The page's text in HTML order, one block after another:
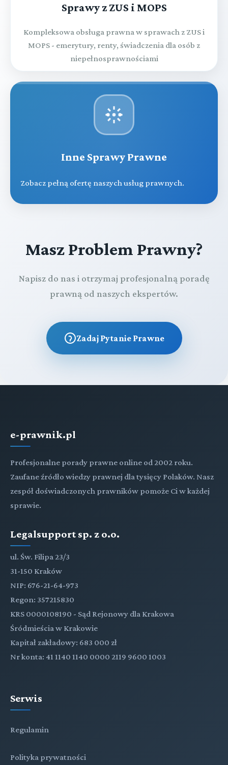
Sprawy z ZUS i MOPS
Kompleksowa obsługa prawna w sprawach z ZUS i
MOPS - emerytury, renty, świadczenia dla osób z
niepełnosprawnościami
Inne Sprawy Prawne
Zobacz pełną ofertę naszych usług prawnych.
Masz Problem Prawny?
Napisz do nas i otrzymaj profesjonalną poradę
prawną od naszych ekspertów.
Zadaj Pytanie Prawne
e-prawnik.pl
Profesjonalne porady prawne online od 2002 roku.
Zaufane źródło wiedzy prawnej dla tysięcy Polaków. Nasz
zespół doświadczonych prawników pomoże Ci w każdej
sprawie.
Legalsupport sp. z o.o.
ul. Św. Filipa 23/3
31-150 Kraków
NIP: 676-21-64-973
Regon: 357215830
KRS 0000108190 - Sąd Rejonowy dla Krakowa
Śródmieścia w Krakowie
Kapitał zakładowy: 683 000 zł
Nr konta: 41 1140 1140 0000 2119 9600 1003
Serwis
Regulamin
Polityka prywatności